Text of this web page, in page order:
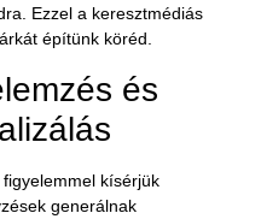
Ezzel a keresztmédiás
építünk köréd.
és
kísérjük
generálnak